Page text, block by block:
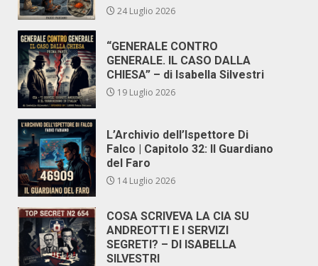
24 Luglio 2026
“GENERALE CONTRO
GENERALE. IL CASO DALLA
CHIESA” – di Isabella Silvestri
19 Luglio 2026
L’Archivio dell’Ispettore Di
Falco | Capitolo 32: Il Guardiano
del Faro
14 Luglio 2026
COSA SCRIVEVA LA CIA SU
ANDREOTTI E I SERVIZI
SEGRETI? – DI ISABELLA
SILVESTRI